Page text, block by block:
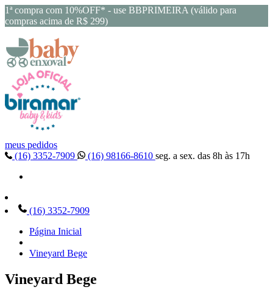
1ª compra com 10%OFF* - use BBPRIMEIRA (válido para
compras acima de R$ 299)
meus pedidos
(16) 3352-7909
(16) 98166-8610 seg. a sex. das 8h às 17h
(16) 3352-7909
Página Inicial
Vineyard Bege
Vineyard Bege